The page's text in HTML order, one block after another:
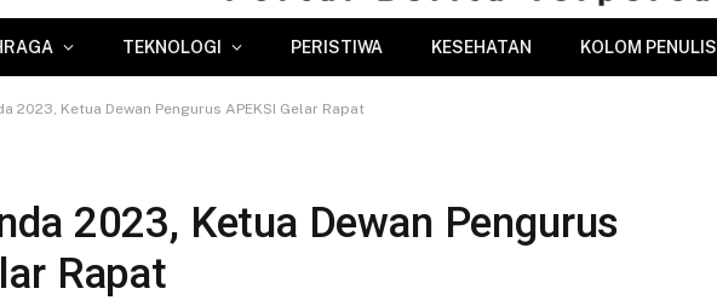
TEKNOLOGI PERISTIWA KESEHATAN KOLOM PENULIS
2023, Ketua Dewan Pengurus APEKSI Gelar Rapat
2023, Ketua Dewan Pengurus
Rapat